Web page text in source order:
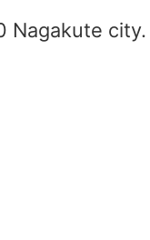
Nagakute